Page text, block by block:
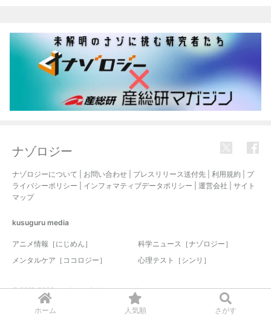
ホーム 人気順 さがす
ナゾロジー
ナゾロジーについて お問い合わせ プレスリリース送付先 利用規約
プ
ライバシーポリシー
インフォマティブデータポリシー 運営会社
サイト
マップ
kusuguru media
アニメ情報［にじめん］
科学ニュース［ナゾロジー］
メンタルケア［ココロジー］
心理テスト［シンリ］
© 2017-2026 nazology. all rights reserved.